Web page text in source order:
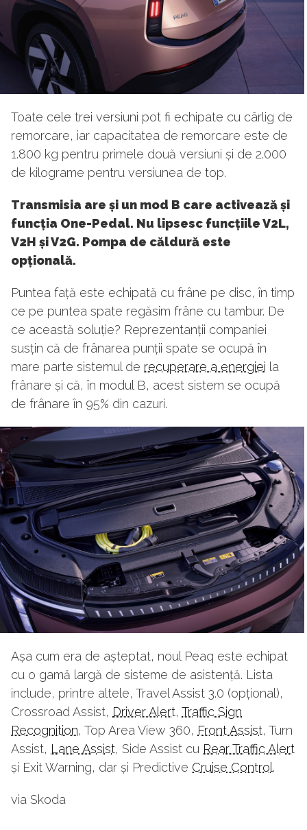
Toate cele trei versiuni pot fi echipate cu cârlig de
remorcare, iar capacitatea de remorcare este de
1.800 kg pentru primele două versiuni și de 2.000
de kilograme pentru versiunea de top.
Transmisia are și un mod B care activează și
funcția One-Pedal. Nu lipsesc funcțiile V2L,
V2H și V2G. Pompa de căldură este
opțională.
Puntea față este echipată cu frâne pe disc, în timp
ce pe puntea spate regăsim frâne cu tambur. De
ce această soluție? Reprezentanții companiei
susțin că de frânarea punții spate se ocupă în
mare parte sistemul de recuperare a energiei la
frânare și că, în modul B, acest sistem se ocupă
de frânare în 95% din cazuri.
Așa cum era de așteptat, noul Peaq este echipat
cu o gamă largă de sisteme de asistență. Lista
include, printre altele, Travel Assist 3.0 (opțional),
Crossroad Assist, Driver Alert, Traffic Sign
Recognition, Top Area View 360, Front Assist, Turn
Assist, Lane Assist, Side Assist cu Rear Traffic Alert
și Exit Warning, dar și Predictive Cruise Control .
via Skoda